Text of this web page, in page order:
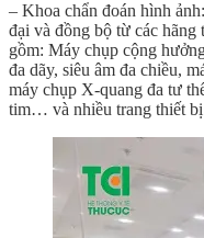
– Khoa chẩn đoán hình ảnh:
đại và đồng bộ từ các
gồm: Máy chụp cộng
đa dãy, siêu âm đa chiều,
máy chụp X-quang đa tư
tim… và nhiều trang thiết bị